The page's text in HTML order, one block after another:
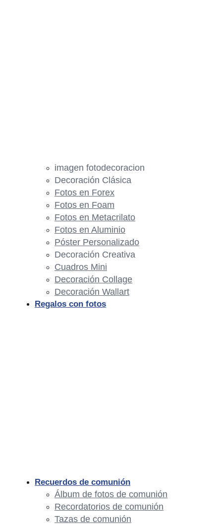
imagen fotodecoracion
Decoración Clásica
Fotos en Forex
Fotos en Foam
Fotos en Metacrilato
Fotos en Aluminio
Póster Personalizado
Decoración Creativa
Cuadros Mini
Decoración Collage
Decoración Wallart
Regalos con fotos
Recuerdos de comunión
Álbum de fotos de comunión
Recordatorios de comunión
Tazas de comunión